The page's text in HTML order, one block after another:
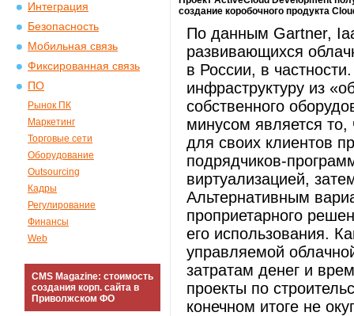
Интеграция
Безопасность
Мобильная связь
Фиксированная связь
ПО
Рынок ПК
Маркетинг
Торговые сети
Оборудование
Outsourcing
Кадры
Регулирование
Финансы
Web
CMS Magazine: стоимость
создания корп. сайта в
Приволжском ФО
создание коробочного продукта
По данным Gartner,
развивающихся
в России, в
инфраструктуру из
собственного
минусом является
для своих клиентов
подрядчиков-
виртуализацией,
Альтернативным
проприетарного
его использования.
управляемой
затратам денег и
проекты по
конечном итоге не